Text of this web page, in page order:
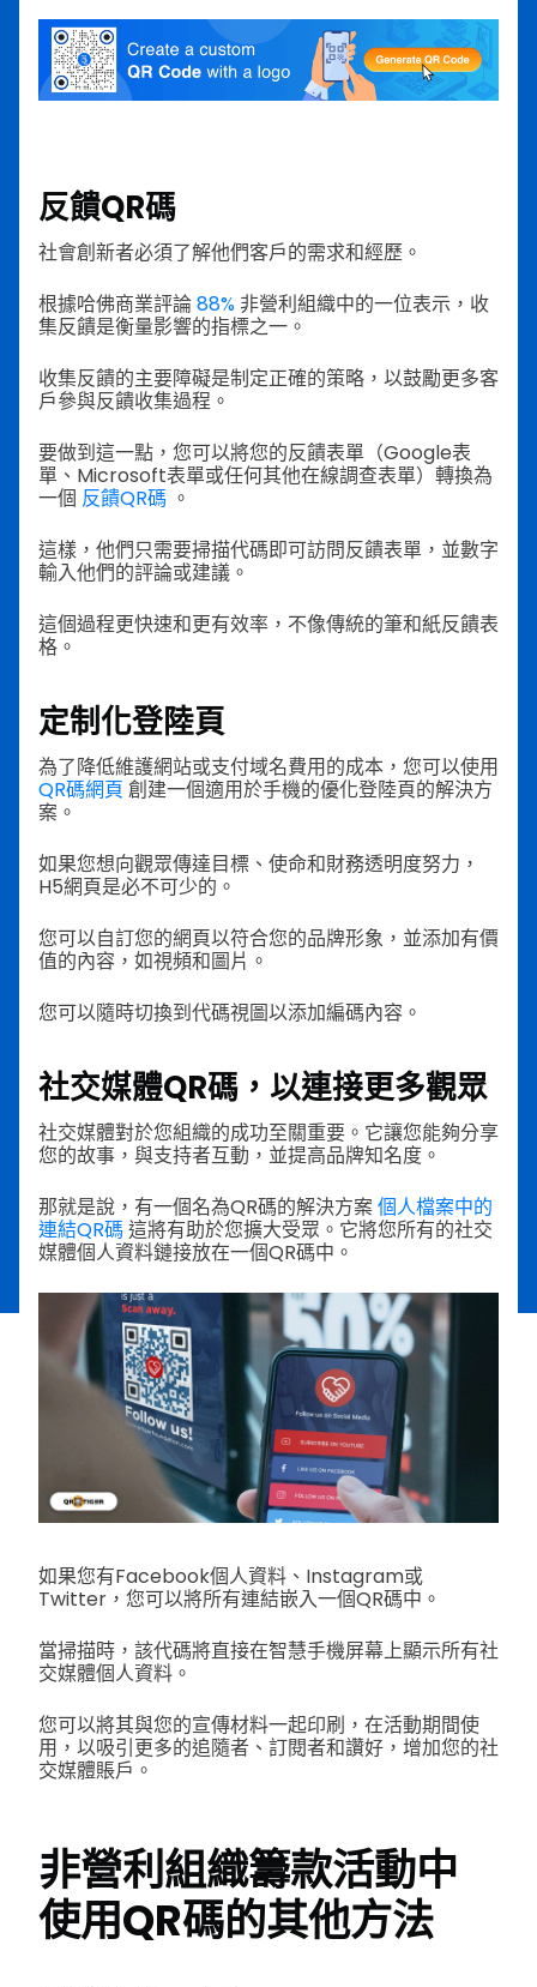
反饋QR碼
社會創新者必須了解他們客戶的需求和經歷。
根據哈佛商業評論88% 非營利組織中的一位表示，收
集反饋是衡量影響的指標之一。
收集反饋的主要障礙是制定正確的策略，以鼓勵更多客
戶參與反饋收集過程。
要做到這一點，您可以將您的反饋表單（Google表
單、Microsoft表單或任何其他在線調查表單）轉換為
一個 反饋QR碼 。
這樣，他們只需要掃描代碼即可訪問反饋表單，並數字
輸入他們的評論或建議。
這個過程更快速和更有效率，不像傳統的筆和紙反饋表
格。
定制化登陸頁
為了降低維護網站或支付域名費用的成本，您可以使用
QR碼網頁 創建一個適用於手機的優化登陸頁的解決方
案。
如果您想向觀眾傳達目標、使命和財務透明度努力，
H5網頁是必不可少的。
您可以自訂您的網頁以符合您的品牌形象，並添加有價
值的內容，如視頻和圖片。
您可以隨時切換到代碼視圖以添加編碼內容。
社交媒體QR碼，以連接更多觀眾
社交媒體對於您組織的成功至關重要。它讓您能夠分享
您的故事，與支持者互動，並提高品牌知名度。
那就是說，有一個名為QR碼的解決方案個人檔案中的
連結QR碼 這將有助於您擴大受眾。它將您所有的社交
媒體個人資料鏈接放在一個QR碼中。
如果您有Facebook個人資料、Instagram或
Twitter，您可以將所有連結嵌入一個QR碼中。
當掃描時，該代碼將直接在智慧手機屏幕上顯示所有社
交媒體個人資料。
您可以將其與您的宣傳材料一起印刷，在活動期間使
用，以吸引更多的追隨者、訂閱者和讚好，增加您的社
交媒體賬戶。
非營利組織籌款活動中
使用QR碼的其他方法